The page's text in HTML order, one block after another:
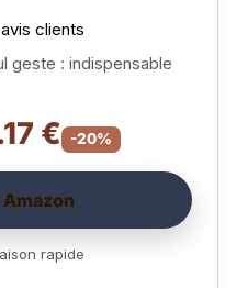
clients
geste : indispensable
€ -20%
rapide